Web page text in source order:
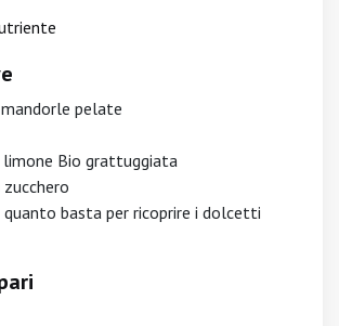
pelate
limone Bio grattuggiata
zucchero
quanto basta per ricoprire i dolcetti